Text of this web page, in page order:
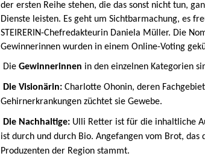
der ersten Reihe stehen, die das sonst nicht tun,
Dienste leisten. Es geht um Sichtbarmachung, es
STEIRERIN-Chefredakteurin Daniela Müller. Die
Gewinnerinnen wurden in einem Online-Voting
DieGewinnerinnen in den einzelnen Kategorien
Die Visionärin: Charlotte Ohonin, deren
Gehirnerkrankungen züchtet sie Gewebe.
Die Nachhaltige: Ulli Retter ist für die inhaltliche
ist durch und durch Bio. Angefangen vom Brot, das
Produzenten der Region stammt.